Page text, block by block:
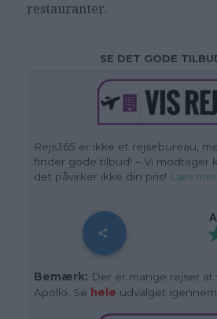
restauranter.
SE DET GODE
Rejs365 er ikke et rejsebureau,
finder gode tilbud! – Vi modtager
det påvirker ikke din pris! Læs
Bemærk: Der er mange rejser
Apollo. Se hele udvalget